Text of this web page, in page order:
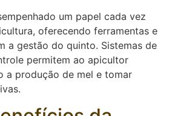
um papel cada vez
oferecendo ferramentas e
a gestão do quinto. Sistemas de
permitem ao apicultor
a produção de mel e tomar